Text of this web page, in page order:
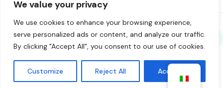
We value your privacy
We use cookies to enhance your browsing experience,
serve personalized ads or content, and analyze our traffic.
By clicking "Accept All", you consent to our use of cookies.
Customize Reject All Accept All
Condividi Chat to Strangers
©2026Chat to Strangers — Realizzato con
. Chatta
responsabilmente. 18+.